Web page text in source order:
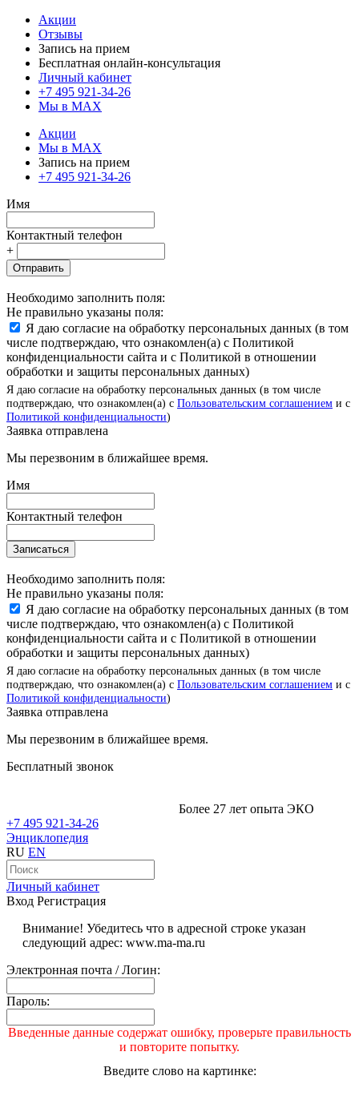
Акции
Отзывы
Запись на прием
Бесплатная онлайн-консультация
Личный кабинет
+7 495 921-34-26
Мы в MAX
Акции
Мы в MAX
Запись на прием
+7 495 921-34-26
Имя
Контактный телефон
+
Отправить
Необходимо заполнить поля:
Не правильно указаны поля:
Я даю согласие на обработку персональных данных (в том
числе подтверждаю, что ознакомлен(а) с Политикой
конфиденциальности сайта и с Политикой в отношении
обработки и защиты персональных данных)
Я даю согласие на обработку персональных данных (в том числе
подтверждаю, что ознакомлен(а) с Пользовательским соглашением и с
Политикой конфиденциальности)
Заявка отправлена
Мы перезвоним в ближайшее время.
Имя
Контактный телефон
Записаться
Необходимо заполнить поля:
Не правильно указаны поля:
Я даю согласие на обработку персональных данных (в том
числе подтверждаю, что ознакомлен(а) с Политикой
конфиденциальности сайта и с Политикой в отношении
обработки и защиты персональных данных)
Я даю согласие на обработку персональных данных (в том числе
подтверждаю, что ознакомлен(а) с Пользовательским соглашением и с
Политикой конфиденциальности)
Заявка отправлена
Мы перезвоним в ближайшее время.
Бесплатный звонок
Более 27 лет опыта ЭКО
+7 495 921-34-26
Энциклопедия
RU EN
Личный кабинет
Вход Регистрация
Внимание! Убедитесь что в адресной строке указан
следующий адрес: www.ma-ma.ru
Электронная почта / Логин:
Пароль:
Введенные данные содержат ошибку, проверьте правильность
и повторите попытку.
Введите слово на картинке: